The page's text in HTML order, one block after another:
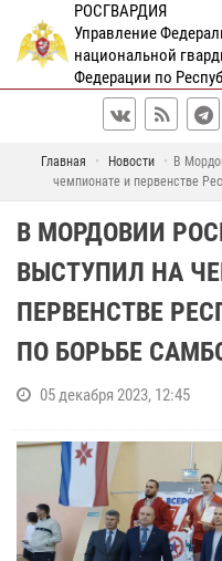
РОСГВАРДИЯ
Управление
национальной
Федерации по
Главная Новости
В
чемпионате и первенстве
В МОРДОВИИ
ВЫСТУПИЛ НА
ПЕРВЕНСТВЕ
ПО БОРЬБЕ
05 декабря 2023, 12:45